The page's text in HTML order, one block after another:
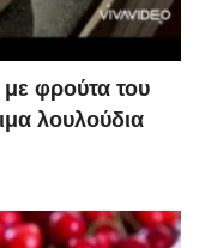
φρούτα του
λουλούδια